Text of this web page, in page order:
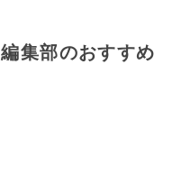
編集部のおすすめ